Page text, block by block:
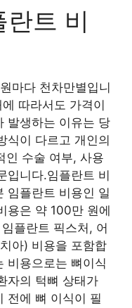
트 비
마다 천차만별입니
따라서도 가격이
발생하는 이유는 당
식이 다르고 개인의
인 수술 여부, 사용
입니다.임플란트 비
임플란트 비용인 일
용은 약 100만 원에
플란트 픽스처, 어
아) 비용을 포함합
비용으로는 뼈이식
자의 턱뼈 상태가
전에 뼈 이식이 필